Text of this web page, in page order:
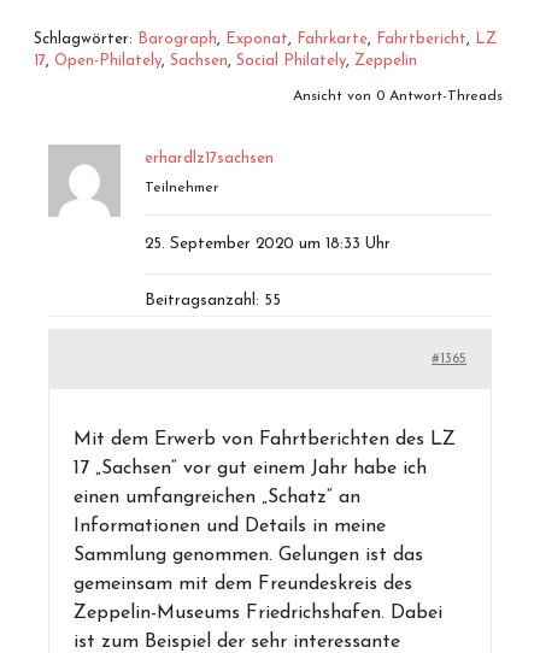
Schlagwörter: Barograph, Exponat, Fahrkarte, Fahrtbericht,
LZ
17, Open-Philately, Sachsen, Social Philately, Zeppelin
Ansicht von 0 Antwort-Threads
erhardlz17sachsen
Teilnehmer
25. September 2020 um 18:33 Uhr
Beitragsanzahl: 55
#1365
Mit dem Erwerb von Fahrtberichten des LZ
17 „Sachsen“ vor gut einem Jahr habe ich
einen umfangreichen „Schatz“ an
Informationen und Details in meine
Sammlung genommen. Gelungen ist das
gemeinsam mit dem Freundeskreis des
Zeppelin-Museums Friedrichshafen. Dabei
ist zum Beispiel der sehr interessante